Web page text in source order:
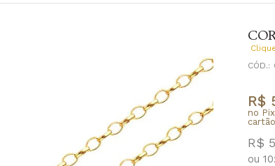
CÓD.:
R$
no
R$
ou 10